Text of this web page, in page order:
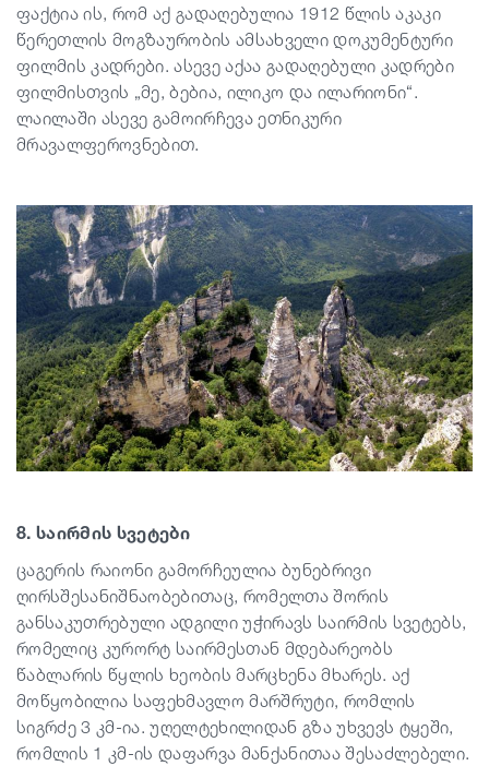
ფაქტია ის, რომ აქ გადაღებულია 1912 წლის აკაკი
წერეთლის მოგზაურობის ამსახველი დოკუმენტური
ფილმის კადრები. ასევე აქაა გადაღებული კადრები
ფილმისთვის „მე, ბებია, ილიკო და ილარიონი“.
ლაილაში ასევე გამოირჩევა ეთნიკური
მრავალფეროვნებით.
8. საირმის სვეტები
ცაგერის რაიონი გამორჩეულია ბუნებრივი
ღირსშესანიშნაობებითაც, რომელთა შორის
განსაკუთრებული ადგილი უჭირავს საირმის სვეტებს,
რომელიც კურორტ საირმესთან მდებარეობს
წაბლარის წყლის ხეობის მარცხენა მხარეს. აქ
მოწყობილია საფეხმავლო მარშრუტი, რომლის
სიგრძე 3 კმ-ია. უღელტეხილიდან გზა უხვევს ტყეში,
რომლის 1 კმ-ის დაფარვა მანქანითაა შესაძლებელი.